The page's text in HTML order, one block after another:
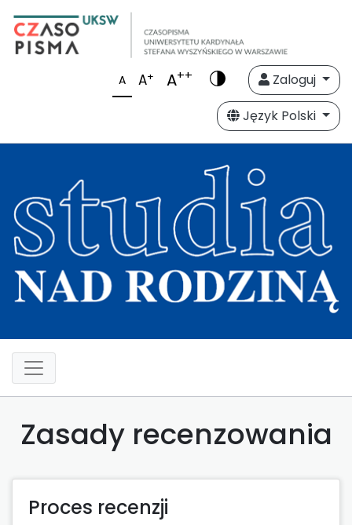
A A+ A++
Zaloguj
Język Polski
Zasady recenzowania
Proces recenzji